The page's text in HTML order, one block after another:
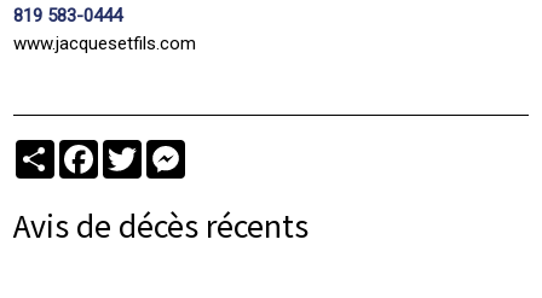
819 583-0444
www.jacquesetfils.com
PartagerFacebook
Twitter
Avis de décès récents